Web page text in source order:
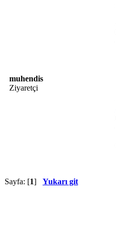
muhendis
Ziyaretçi
Sayfa: [1] Yukarı git